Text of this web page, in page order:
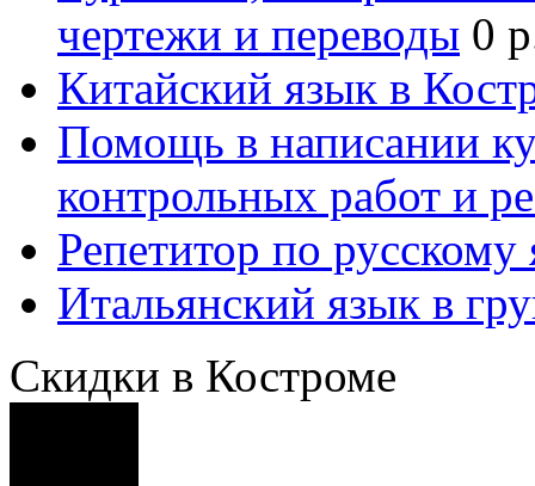
чертежи и переводы 0
Китайский язык в
Помощь в написании
контрольных работ и
Репетитор по русскому
Итальянский язык в
Скидки в Костроме